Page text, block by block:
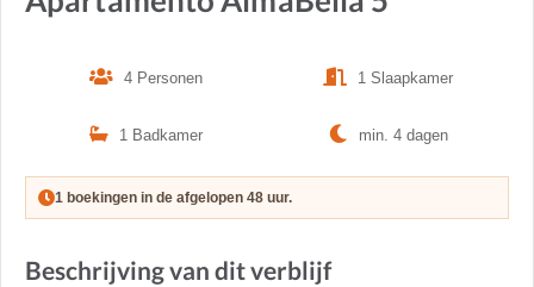
4 Personen 1 Slaapkamer
1 Badkamer min. 4 dagen
1 boekingen in de afgelopen 48 uur.
Beschrijving van dit verblijf